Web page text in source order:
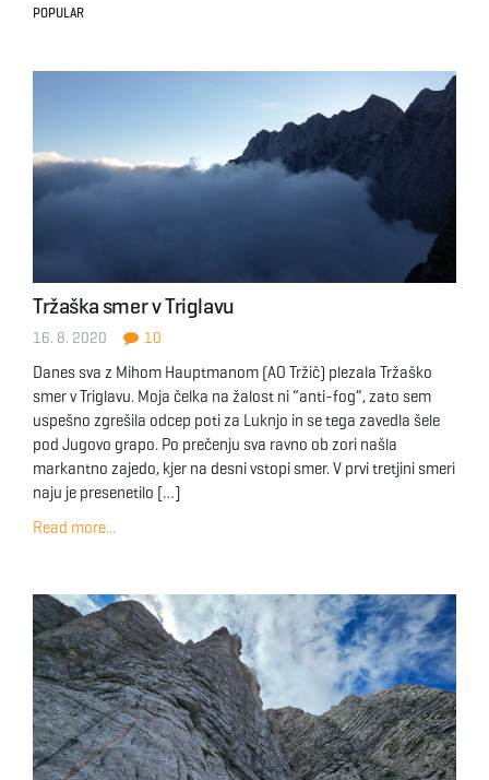
o
n
POPULAR
Tržaška smer v Triglavu
16. 8. 2020 10
Danes sva z Mihom Hauptmanom (AO Tržič) plezala Tržaško
smer v Triglavu. Moja čelka na žalost ni “anti-fog”, zato sem
uspešno zgrešila odcep poti za Luknjo in se tega zavedla šele
pod Jugovo grapo. Po prečenju sva ravno ob zori našla
markantno zajedo, kjer na desni vstopi smer. V prvi tretjini smeri
naju je presenetilo […]
Read more...